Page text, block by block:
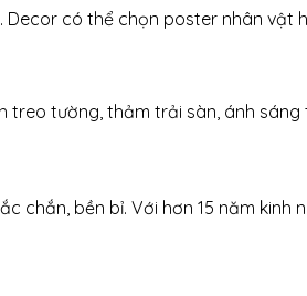
có thể chọn poster nhân vật
tường, thảm trải sàn, ánh
bền bỉ. Với hơn 15 năm kinh